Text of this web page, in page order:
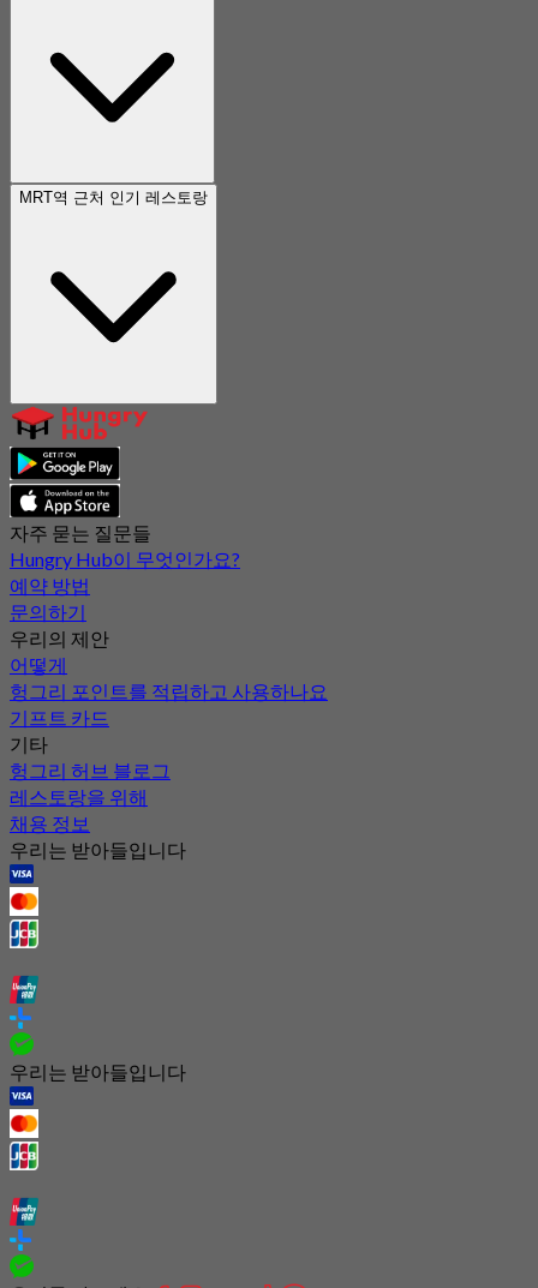
MRT역 근처 인기 레스토랑
자주 묻는 질문들
Hungry Hub이 무엇인가요?
예약 방법
문의하기
우리의 제안
어떻게
헝그리 포인트를 적립하고 사용하나요
기프트 카드
기타
헝그리 허브 블로그
레스토랑을 위해
채용 정보
우리는 받아들입니다
우리는 받아들입니다